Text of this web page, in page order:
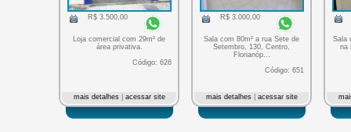
R$ 3.500,00
Loja comercial com 29m² de
área privativa.
Código: 626
mais detalhes| acessar site
R$ 3.000,00
Sala com 80m² a rua Sete de
Setembro, 130, Centro,
Florianóp...
Código: 651
mais detalhes| acessar site
Sala
na